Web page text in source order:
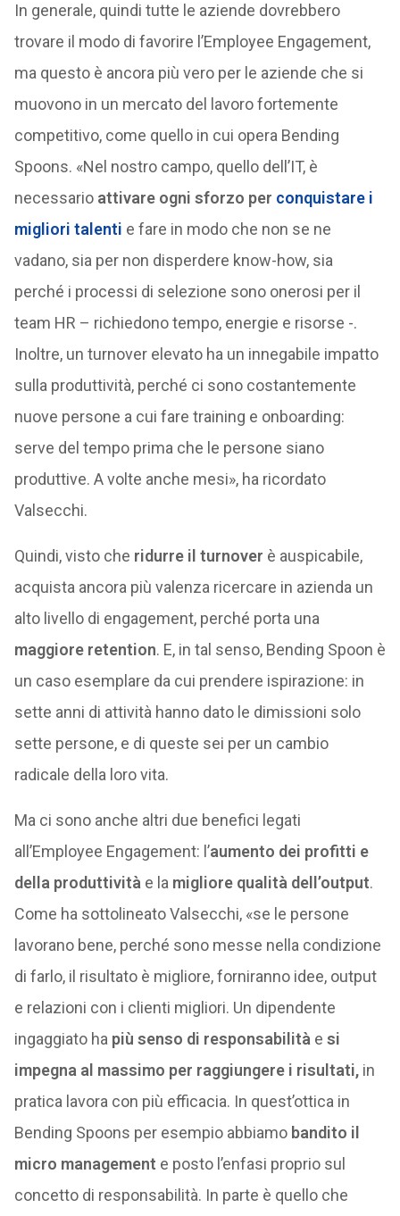
In generale, quindi tutte le aziende dovrebbero
trovare il modo di favorire l’Employee Engagement,
ma questo è ancora più vero per le aziende che si
muovono in un mercato del lavoro fortemente
competitivo, come quello in cui opera Bending
Spoons. «Nel nostro campo, quello dell’IT, è
necessario attivare ogni sforzo per conquistare i
migliori talenti e fare in modo che non se ne
vadano, sia per non disperdere know-how, sia
perché i processi di selezione sono onerosi per il
team HR – richiedono tempo, energie e risorse -.
Inoltre, un turnover elevato ha un innegabile impatto
sulla produttività, perché ci sono costantemente
nuove persone a cui fare training e onboarding:
serve del tempo prima che le persone siano
produttive. A volte anche mesi», ha ricordato
Valsecchi.
Quindi, visto che ridurre il turnover è auspicabile,
acquista ancora più valenza ricercare in azienda un
alto livello di engagement, perché porta una
maggiore retention. E, in tal senso, Bending Spoon è
un caso esemplare da cui prendere ispirazione: in
sette anni di attività hanno dato le dimissioni solo
sette persone, e di queste sei per un cambio
radicale della loro vita.
Ma ci sono anche altri due benefici legati
all’Employee Engagement: l’aumento dei profitti e
della produttività e la migliore qualità dell’output.
Come ha sottolineato Valsecchi, «se le persone
lavorano bene, perché sono messe nella condizione
di farlo, il risultato è migliore, forniranno idee, output
e relazioni con i clienti migliori. Un dipendente
ingaggiato ha più senso di responsabilità e si
impegna al massimo per raggiungere i risultati,in
pratica lavora con più efficacia. In quest’ottica in
Bending Spoons per esempio abbiamo bandito il
micro management e posto l’enfasi proprio sul
concetto di responsabilità. In parte è quello che